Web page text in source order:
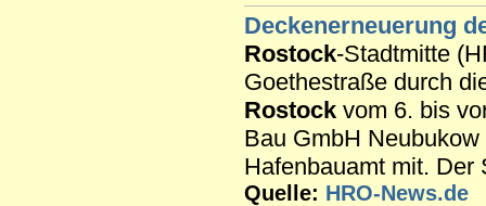
Deckenerneuerung
Rostock-Stadtmitte
Goethestraße durch
Rostock vom 6. bis
Bau GmbH
Hafenbauamt mit. Der
Quelle: HRO-News.de